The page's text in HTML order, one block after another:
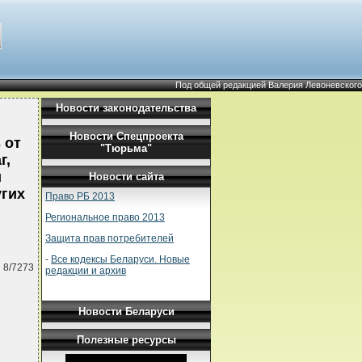
Под общей редакцией Валерия Левоневского
от
8/7273
Новости законодательства
Новости Спецпроекта
"Тюрьма"
Новости сайта
Право РБ 2013
Региональное право 2013
Защита прав потребителей
- Все кодексы Беларуси. Новые
редакции и архив
Новости Беларуси
Полезные ресурсы